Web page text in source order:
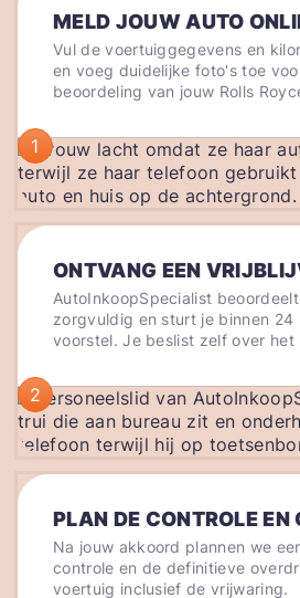
MELD JOUW AUTO
Vul de voertuiggegevens en
en voeg duidelijke foto's toe
beoordeling van jouw Rolls
1
ONTVANG EEN
AutoInkoopSpecialist
zorgvuldig en sturt je binnen 24
voorstel. Je beslist zelf over het
2
PLAN DE CONTROLE EN
Na jouw akkoord plannen we
controle en de definitieve
voertuig inclusief de vrijwaring.